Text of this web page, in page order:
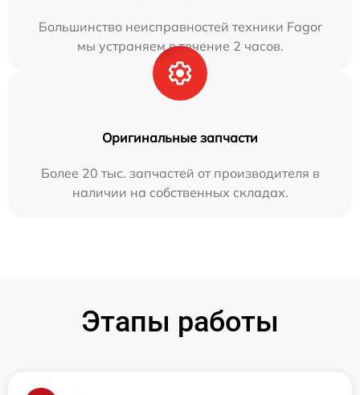
Большинство неисправностей техники Fagor
мы устраняем в течение 2 часов.
Оригинальные запчасти
Более 20 тыс. запчастей от производителя в
наличии на собственных складах.
Этапы работы